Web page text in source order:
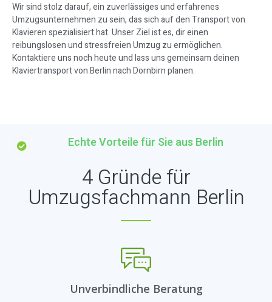
Wir sind stolz darauf, ein zuverlässiges und erfahrenes
Umzugsunternehmen zu sein, das sich auf den Transport von
Klavieren spezialisiert hat. Unser Ziel ist es, dir einen
reibungslosen und stressfreien Umzug zu ermöglichen.
Kontaktiere uns noch heute und lass uns gemeinsam deinen
Klaviertransport von Berlin nach Dornbirn planen.
Echte Vorteile für Sie aus Berlin
4 Gründe für
Umzugsfachmann Berlin
Unverbindliche Beratung